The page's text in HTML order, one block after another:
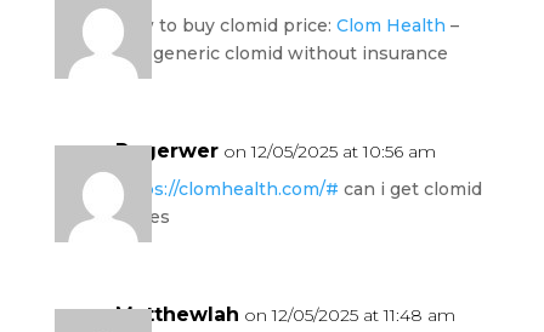
how to buy clomid price: Clom Health –
buy generic clomid without insurance
Rogerwer on 12/05/2025 at 10:56 am
https://clomhealth.com/# can i get clomid
prices
Matthewlah on 12/05/2025 at 11:48 am